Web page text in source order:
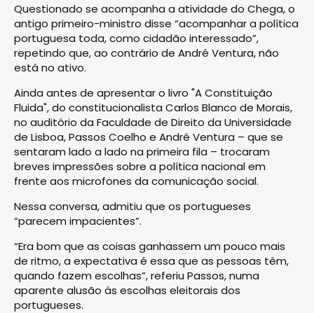
Questionado se acompanha a atividade do Chega, o
antigo primeiro-ministro disse “acompanhar a política
portuguesa toda, como cidadão interessado”,
repetindo que, ao contrário de André Ventura, não
está no ativo.
Ainda antes de apresentar o livro "A Constituição
Fluida", do constitucionalista Carlos Blanco de Morais,
no auditório da Faculdade de Direito da Universidade
de Lisboa, Passos Coelho e André Ventura – que se
sentaram lado a lado na primeira fila – trocaram
breves impressões sobre a política nacional em
frente aos microfones da comunicação social.
Nessa conversa, admitiu que os portugueses
“parecem impacientes”.
“Era bom que as coisas ganhassem um pouco mais
de ritmo, a expectativa é essa que as pessoas têm,
quando fazem escolhas”, referiu Passos, numa
aparente alusão às escolhas eleitorais dos
portugueses.